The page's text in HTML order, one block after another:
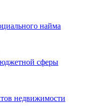
найма
сферы
недвижимости